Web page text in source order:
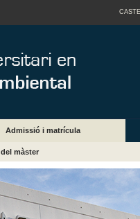
Admissió i matrícula
màster